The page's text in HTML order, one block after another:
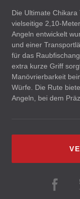
Die Ultimate
vielseitige 2,10-
Angeln entwickelt
und einer
für das
extra kurze Griff
Manövrierbarkeit
Würfe. Die Rute
Angeln, bei dem